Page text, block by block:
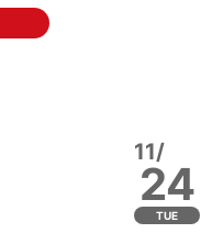
11/
24
TUE